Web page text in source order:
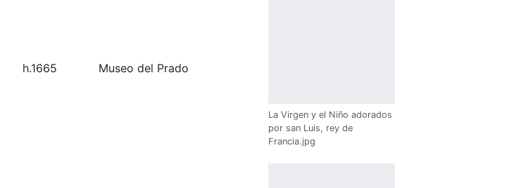
página
h.1665 Museo del Prado
La Virgen y el Niño adorados
por san Luis, rey de
Francia.jpg